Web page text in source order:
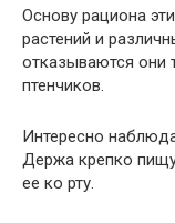
Основу рациона
растений и
отказываются они
птенчиков.
Интересно
Держа крепко
ее ко рту.